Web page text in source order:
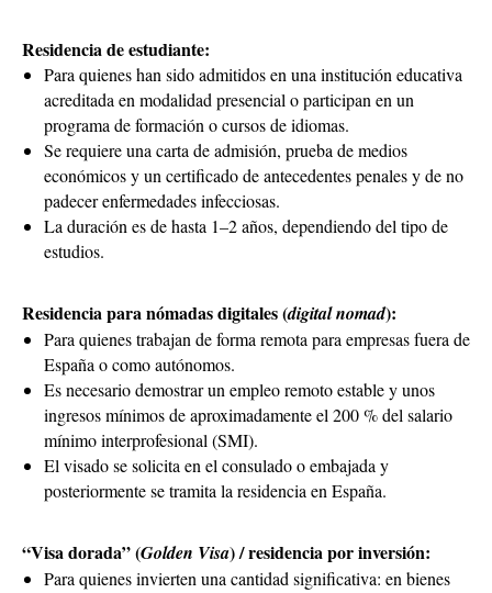
Residencia de estudiante:
Para quienes han sido admitidos en una institución educativa
acreditada en modalidad presencial o participan en un
programa de formación o cursos de idiomas.
Se requiere una carta de admisión, prueba de medios
económicos y un certificado de antecedentes penales y de no
padecer enfermedades infecciosas.
La duración es de hasta 1–2 años, dependiendo del tipo de
estudios.
Residencia para nómadas digitales (digital nomad):
Para quienes trabajan de forma remota para empresas fuera de
España o como autónomos.
Es necesario demostrar un empleo remoto estable y unos
ingresos mínimos de aproximadamente el 200 % del salario
mínimo interprofesional (SMI).
El visado se solicita en el consulado o embajada y
posteriormente se tramita la residencia en España.
“Visa dorada” (Golden Visa) / residencia por inversión:
Para quienes invierten una cantidad significativa: en bienes